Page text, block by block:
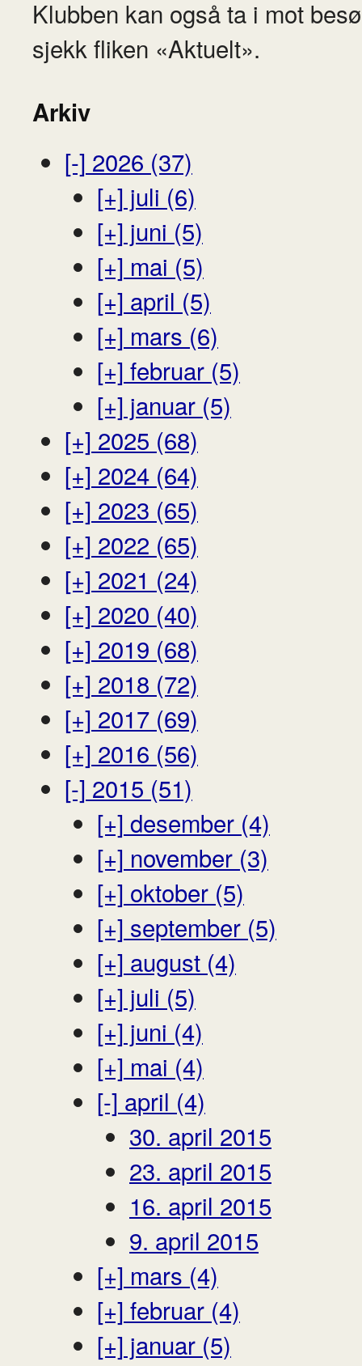
Klubben kan også ta i mot
sjekk fliken «Aktuelt».
Arkiv
[-] 2026 (37)
[+] juli (6)
[+] juni (5)
[+] mai (5)
[+] april (5)
[+] mars (6)
[+] februar (5)
[+] januar (5)
[+] 2025 (68)
[+] 2024 (64)
[+] 2023 (65)
[+] 2022 (65)
[+] 2021 (24)
[+] 2020 (40)
[+] 2019 (68)
[+] 2018 (72)
[+] 2017 (69)
[+] 2016 (56)
[-] 2015 (51)
[+] desember (4)
[+] november (3)
[+] oktober (5)
[+] september (5)
[+] august (4)
[+] juli (5)
[+] juni (4)
[+] mai (4)
[-] april (4)
30. april 2015
23. april 2015
16. april 2015
9. april 2015
[+] mars (4)
[+] februar (4)
[+] januar (5)